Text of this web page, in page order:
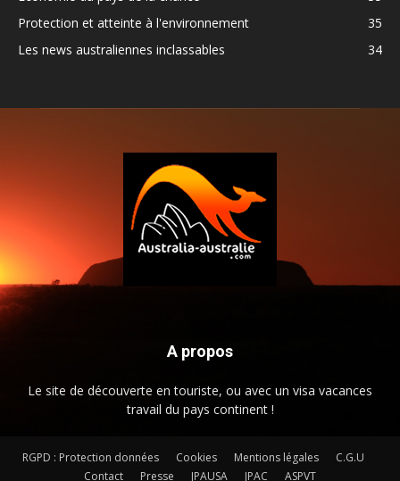
Protection et atteinte à l'environnement
35
Les news australiennes inclassables
34
A propos
Le site de découverte en touriste, ou avec un visa vacances
travail du pays continent !
RGPD : Protection données Cookies Mentions légales
C.G.U
Contact
Presse JPAUSA JPAC ASPVT